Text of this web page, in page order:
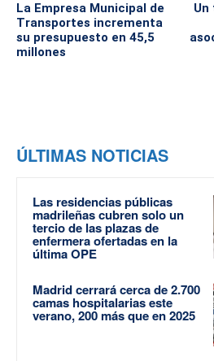
La Empresa Municipal de
Transportes incrementa
su presupuesto en 45,5
millones
ÚLTIMAS NOTICIAS
Las residencias públicas
madrileñas cubren solo un
tercio de las plazas de
enfermera ofertadas en la
última OPE
Madrid cerrará cerca de 2.700
camas hospitalarias este
verano, 200 más que en 2025